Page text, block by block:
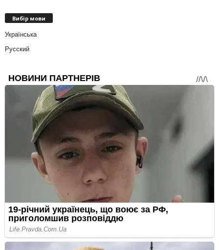
Вибір мови
Українська
Русский